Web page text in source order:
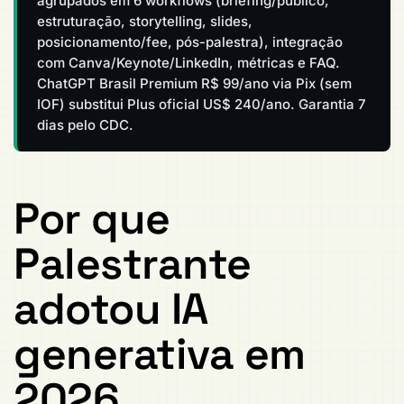
estruturação, storytelling, slides,
posicionamento/fee, pós-palestra), integração
com Canva/Keynote/LinkedIn, métricas e FAQ.
ChatGPT Brasil Premium R$ 99/ano via Pix (sem
IOF) substitui Plus oficial US$ 240/ano. Garantia 7
dias pelo CDC.
Por que
Palestrante
adotou IA
generativa em